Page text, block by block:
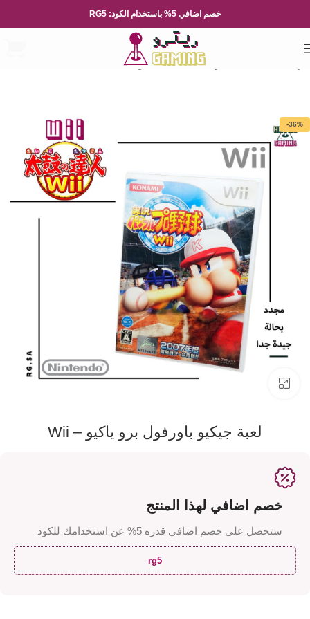
خصم اضافي 5% باستخدام الكود: RG5
Nintendo نينتيندو Wii
لعبة جيكيو باورفول برو ياكيو – Wii
خصم اضافي لهذا المنتج
ستحصل على خصم اضافي قدره 5% عن استخدامك للكود
rg5
-36%